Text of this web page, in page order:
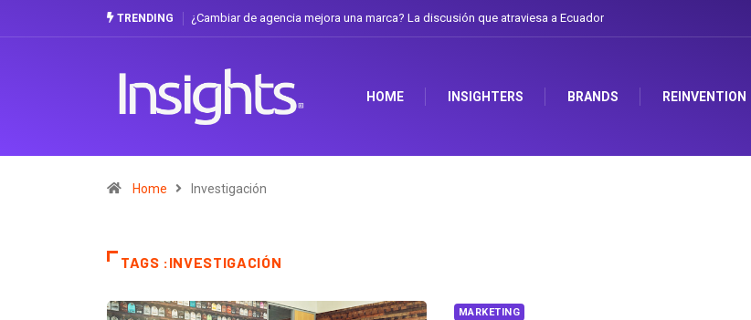
TRENDING ¿Cambiar de agencia mejora una marca? La discusión que atraviesa a Ecuador
HOME INSIGHTERS BRANDS REINVENTION
Home Investigación
TAGS :INVESTIGACIÓN
MARKETING